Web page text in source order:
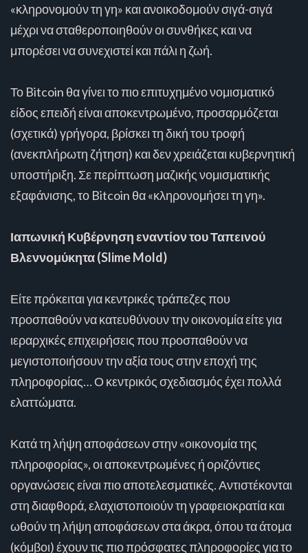
«κληρονομούν τη γη» και ανοικοδομούν σιγά-σιγά
μέχρι να σταθεροποιηθούν οι συνθήκες και να
μπορέσει να συνεχιστεί και πάλι η ζωή.
Το Bitcoin θα γίνει το πιο επιτυχημένο νομισματικό
είδος επειδή είναι αποκεντρωμένο, προσαρμόζεται
(σχετικά) γρήγορα, βρίσκει τη δική του τροφή
(ανεκπλήρωτη ζήτηση) και δεν χρειάζεται κυβερνητική
υποστήριξη. Σε περίπτωση μαζικής νομισματικής
εξαφάνισης, το Bitcoin θα «κληρονομήσει τη γη».
Ιαπωνική Κυβέρνηση εναντίον του Ταπεινού
Βλεννομύκητα (Slime Mold)
Είτε πρόκειται για κεντρικές τράπεζες που
προσπαθούν να κατευθύνουν την οικονομία είτε για
ιεραρχικές επιχειρήσεις που προσπαθούν να
μεγιστοποιήσουν την αξία τους στην εποχή της
πληροφορίας… Ο κεντρικός σχεδιασμός έχει πολλά
ελαττώματα.
Κατά τη λήψη αποφάσεων στην «οικονομία της
πληροφορίας», οι αποκεντρωμένες ή οριζόντιες
οργανώσεις είναι πιο αποτελεσματικές. Αντιστέκονται
στη διαφθορά, ελαχιστοποιούν τη γραφειοκρατία και
ωθούν τη λήψη αποφάσεων στα άκρα, όπου τα άτομα
(κόμβοι) έχουν τις πιο πρόσφατες πληροφορίες για το